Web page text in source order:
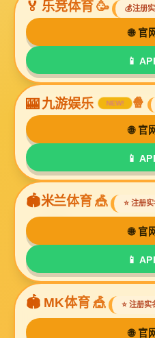
PDM-12
PDM-15B
1